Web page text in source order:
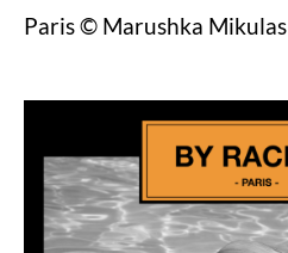
Paris © Marushka Mikulas